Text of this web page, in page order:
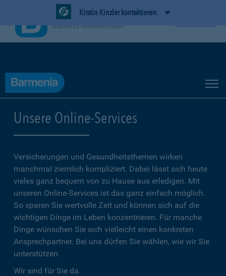
Kirstin Kinzler kontaktieren
Unsere Online-Services
Versicherungen und Gesundheitsthemen wirken
manchmal ziemlich kompliziert. Dabei lässt sich heute
vieles ganz bequem von zu Hause aus erledigen. Mit
unseren Online-Services ist das ganz einfach möglich.
So sparen Sie wertvolle Zeit und können sich auf die
wichtigen Dinge im Leben konzentrieren. Für manche
Dinge wünschen Sie sich vielleicht einen konkreten
Ansprechpartner. Bei uns dürfen Sie wählen, wie wir Sie
unterstützen.
Wir sind für Sie da.
BarmeniaApp
Barmenia Versicherungen